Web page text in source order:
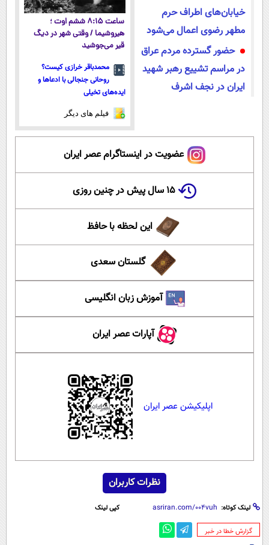
خیابان‌های اطراف حرم
مطهر رضوی اعمال می‌شود
حضور گسترده مردم عراق
در مراسم تشییع رهبر شهید
ایران در نجف اشرف
ساعت ۸:۱۵ ششم اوت ؛
هیروشیما / وقتی شهر در دیگ
قیر می‌جوشید
محمدباقر خرازی کیست؟
روحانی جنجالی با ادعاها و
ایده‌های تخیلی
فیلم های دیگر
عضویت در اینستاگرام عصر ایران
۱۵ سال پیش در چنین روزی
این لحظه با حافظ
گلستان سعدی
آموزش زبان انگلیسی
آپارات عصر ایران
اپلیکیشن عصر ایران
نظرات کاربران
لینک کوتاه: کپی لینک
‌گزارش خطا در خبر